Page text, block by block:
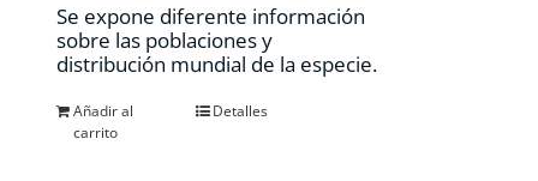
Se expone diferente información
sobre las poblaciones y
distribución mundial de la especie.
Añadir al
carrito
Detalles